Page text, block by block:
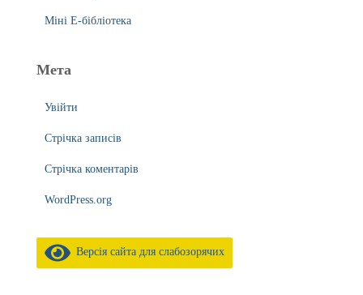
Міні Е-бібліотека
Мета
Увійти
Стрічка записів
Стрічка коментарів
WordPress.org
Версія сайта для слабозорячих